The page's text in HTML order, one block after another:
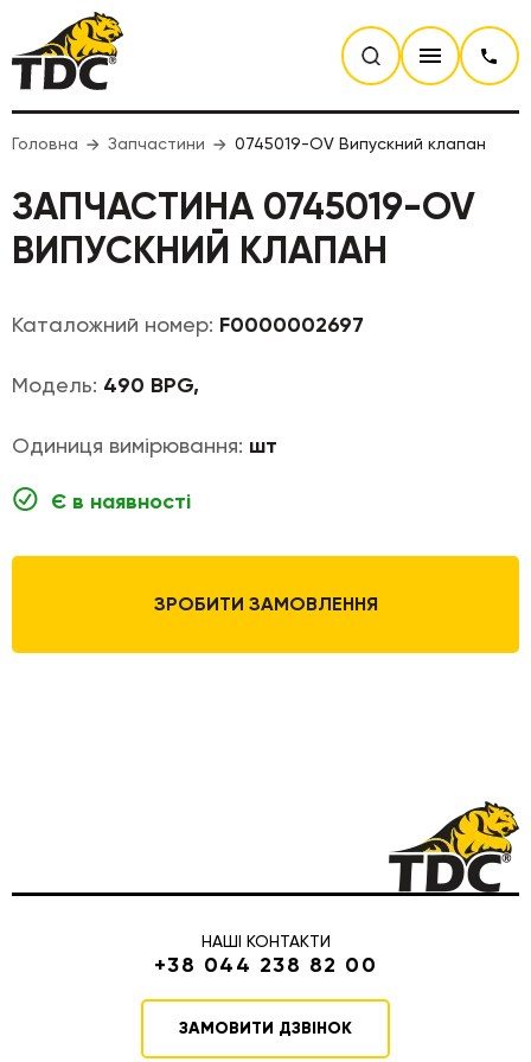
Головна Запчастини 0745019-OV Випускний клапан
ЗАПЧАСТИНА 0745019-OV
ВИПУСКНИЙ КЛАПАН
Каталожний номер: F0000002697
Модель: 490 BPG,
Одиниця вимірювання: шт
Є в наявності
ЗРОБИТИ ЗАМОВЛЕННЯ
НАШІ КОНТАКТИ
+38 044 238 82 00
ЗАМОВИТИ ДЗВІНОК